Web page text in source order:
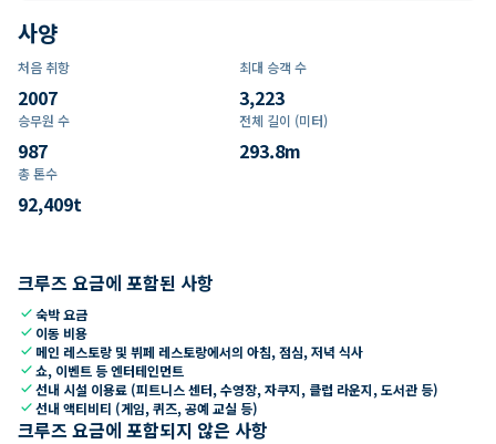
사양
처음 취항
2007
최대 승객 수
3,223
승무원 수
987
전체 길이 (미터)
293.8m
총 톤수
92,409t
크루즈 요금에 포함된 사항
check숙박 요금
check 이동 비용
check 메인 레스토랑 및 뷔페 레스토랑에서의 아침, 점심, 저녁 식사
check쇼, 이벤트 등 엔터테인먼트
check선내 시설 이용료 (피트니스 센터, 수영장, 자쿠지, 클럽 라운지, 도서관 등)
check선내 액티비티 (게임, 퀴즈, 공예 교실 등)
크루즈 요금에 포함되지 않은 사항